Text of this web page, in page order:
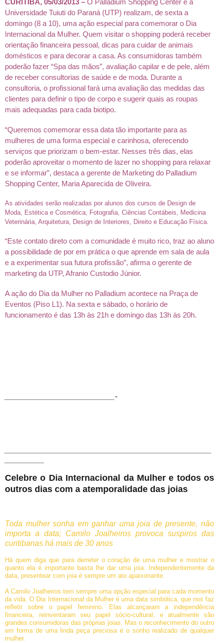
CURITIBA, 05/03/2013 – O Palladium Shopping Center e a
Universidade Tuiuti do Paraná (UTP) realizam, de sexta a
domingo (8 a 10), uma ação especial para comemorar o Dia
Internacional da Mulher. Quem visitar o shopping poderá receber
orientação financeira pessoal, dicas para cuidar de animais
domésticos e para decorar a casa. As consumidoras também
poderão fazer “Spa das mãos”, avaliação capilar e de pele, além
de receber consultorias de saúde e de moda. Durante a
consultoria, o profissional fará uma avaliação das medidas das
clientes para definir o tipo de corpo e sugerir quais as roupas
mais adequadas para cada biotipo.
“Queremos comemorar essa data tão importante para as
mulheres de uma forma especial e carinhosa, oferecendo
serviços que priorizam o bem-estar. Nesses três dias, elas
poderão aproveitar o momento de lazer no shopping para relaxar
e se informar”, destaca a gerente de Marketing do Palladium
Shopping Center, Maria Aparecida de Oliveira.
As atividades serão realizadas por alunos dos cursos de Design de
Moda, Estética e Cosmética, Fotografia, Ciências Contábeis, Medicina
Veterinária, Arquitetura, Design de Interiores, Direito e Educação Física.
“Este contato direto com a comunidade é muito rico, traz ao aluno
a possibilidade de por em prática o que aprende em sala de aula
e a experimentar sua futura profissão”, afirma o gerente de
marketing da UTP, Afranio Custodio Júnior.
A ação do Dia da Mulher no Palladium acontece na Praça de
Eventos (Piso L1). Na sexta e sábado, o horário de
funcionamento é das 13h às 21h e domingo das 13h às 20h.
_________________________-
Celebre o Dia Internacional da Mulher e todos os
outros dias com a atemporalidade das joias
Toda mulher sonha em ganhar uma joia de presente, não
importa a data; Camilo Joalheiros provoca suspiros das
curitibanas há mais de 30 anos
Há quem diga que para derreter o coração de uma mulher e mostrar o
quanto ela é importante basta lhe dar uma joia. Independentemente da
data, presentear com joia é sempre um ato apaixonante.
A Camilo Joalheiros tem sempre uma opção especial para cada momento
da vida. O Dia Internacional da Mulher é uma data simbólica, que nos faz
refletir sobre o papel feminino. Elas alcançaram a independência
financeira, reinventaram seu papel sócio-cultural, e atualmente são
grandes consumidoras das próprias joias. Mas o reconhecimento do outro
em forma de uma linda peça preciosa é o sonho realizado de qualquer
mulher.